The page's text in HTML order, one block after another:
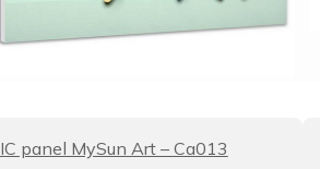
IC panel MySun Art – Ca013